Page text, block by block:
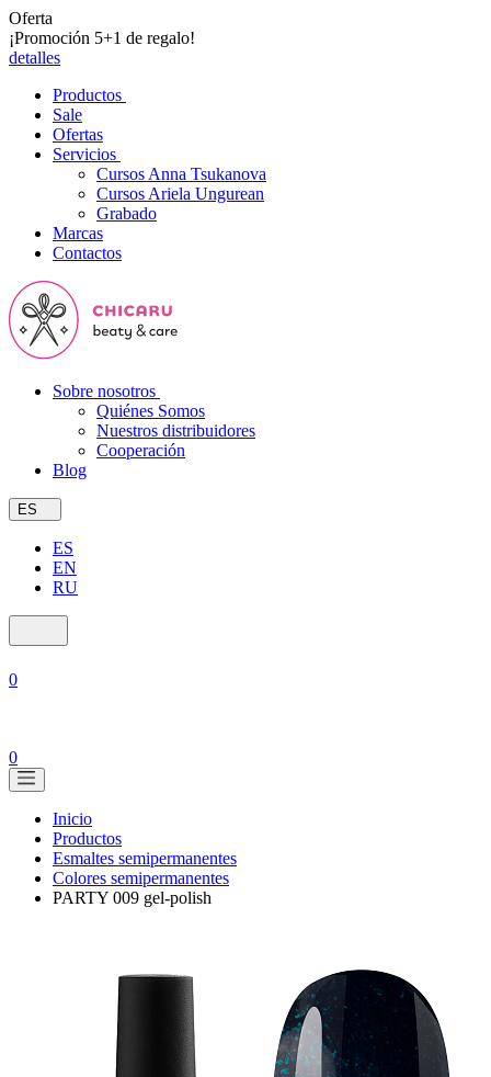
Oferta
¡Promoción 5+1 de regalo!
detalles
Productos
Sale
Ofertas
Servicios
Cursos Anna Tsukanova
Cursos Ariela Ungurean
Grabado
Marcas
Contactos
Sobre nosotros
Quiénes Somos
Nuestros distribuidores
Cooperación
Blog
ES
ES
EN
RU
0
0
Inicio
Productos
Esmaltes semipermanentes
Colores semipermanentes
PARTY 009 gel-polish